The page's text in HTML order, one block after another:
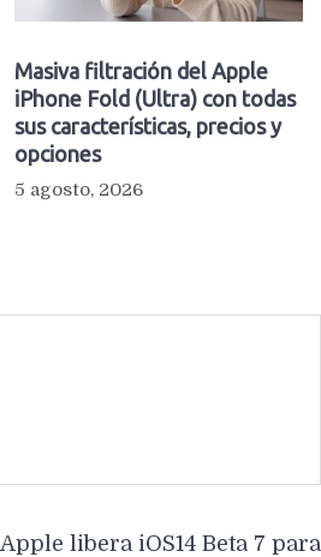
Masiva filtración del Apple
iPhone Fold (Ultra) con todas
sus características, precios y
opciones
5 agosto, 2026
Apple libera iOS14 Beta 7 para